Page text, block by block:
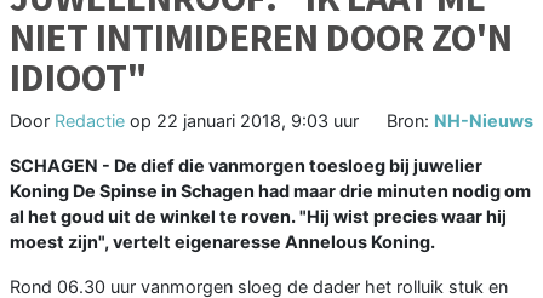
NIET INTIMIDEREN DOOR ZO'N
IDIOOT"
Door Redactie op 22 januari 2018, 9:03 uur Bron: NH-Nieuws
SCHAGEN - De dief die vanmorgen toesloeg bij juwelier
Koning De Spinse in Schagen had maar drie minuten nodig om
al het goud uit de winkel te roven. "Hij wist precies waar hij
moest zijn", vertelt eigenaresse Annelous Koning.
Rond 06.30 uur vanmorgen sloeg de dader het rolluik stuk en